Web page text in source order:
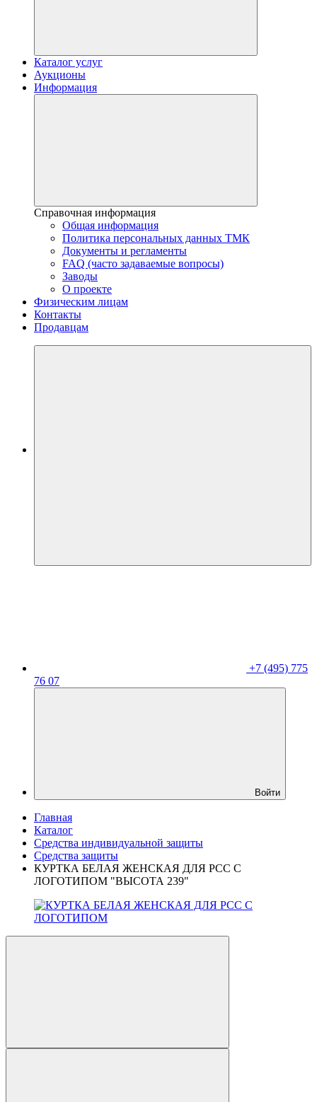
Каталог услуг
Аукционы
Информация
Справочная информация
Общая информация
Политика персональных данных ТМК
Документы и регламенты
FAQ (часто задаваемые вопросы)
Заводы
О проекте
Физическим лицам
Контакты
Продавцам
+7 (495) 775
76 07
Войти
Главная
Каталог
Средства индивидуальной защиты
Средства защиты
КУРТКА БЕЛАЯ ЖЕНСКАЯ ДЛЯ РСС С
ЛОГОТИПОМ "ВЫСОТА 239"